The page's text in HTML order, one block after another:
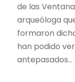
de las
arqueóloga
formaron
han podido
antepasados...